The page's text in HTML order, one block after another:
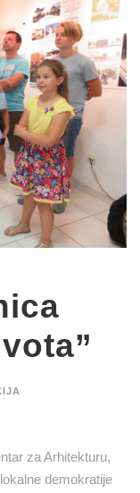
za Arhitekturu,
demokratije